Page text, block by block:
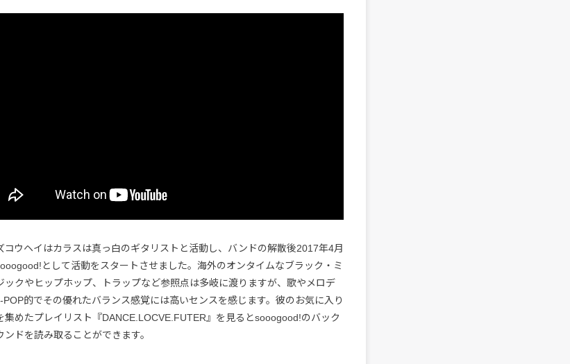
コウヘイはカラスは真っ白のギタリストと活動し、バンドの解散後2017年4月
として活動をスタートさせました。海外のオンタイムなブラック・ミ
ックやヒップホップ、トラップなど参照点は多岐に渡りますが、歌やメロデ
POP的でその優れたバランス感覚には高いセンスを感じます。彼のお気に入り
集めたプレイリスト『DANCE.LOCVE.FUTER』を見るとsooogood!のバック
ンドを読み取ることができます。